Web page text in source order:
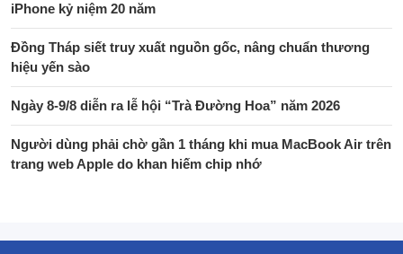
iPhone kỷ niệm 20 năm
Đồng Tháp siết truy xuất nguồn gốc, nâng chuẩn thương
hiệu yến sào
Ngày 8-9/8 diễn ra lễ hội “Trà Đường Hoa” năm 2026
Người dùng phải chờ gần 1 tháng khi mua MacBook Air trên
trang web Apple do khan hiếm chip nhớ